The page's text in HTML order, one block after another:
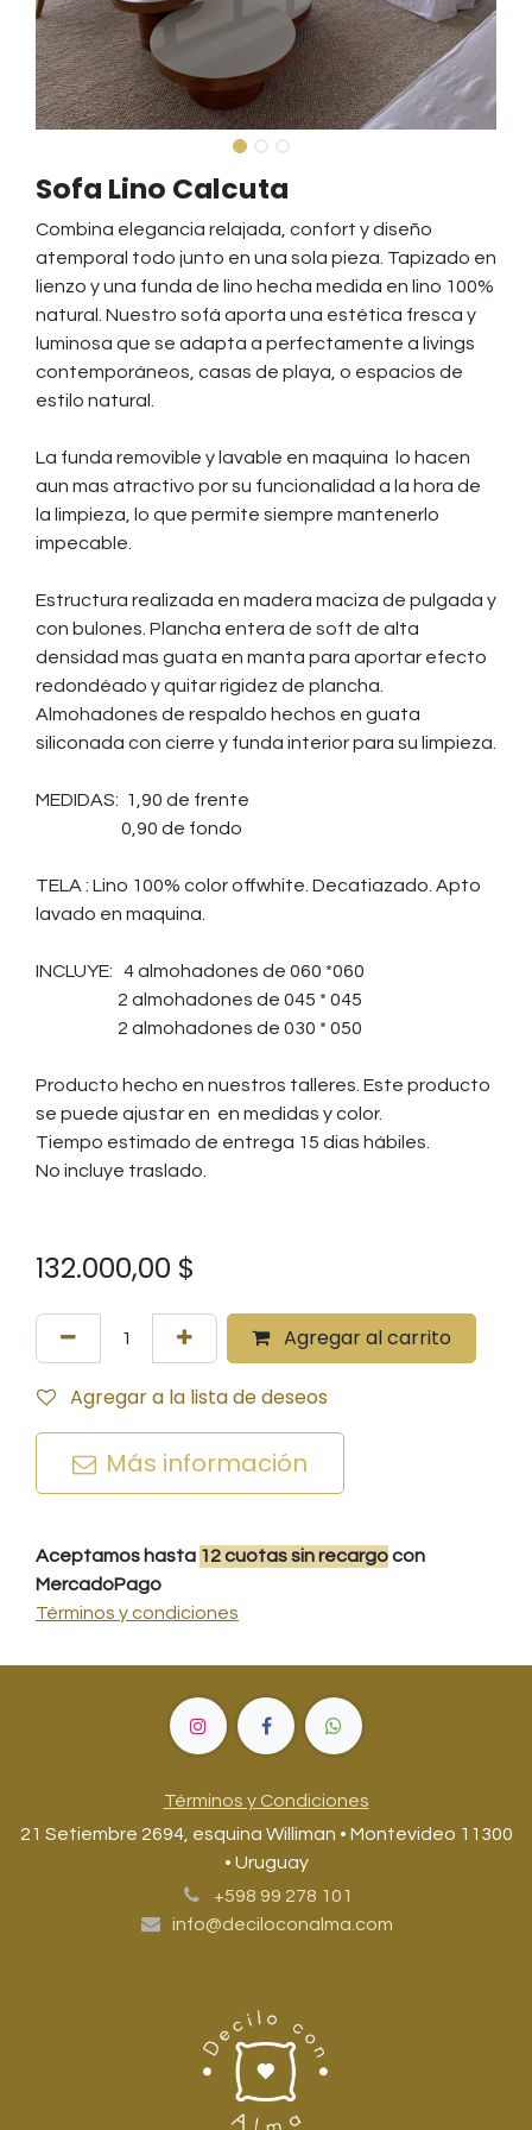
Sofa Lino Calcuta
Combina elegancia relajada, confort y diseño
atemporal todo junto en una sola pieza. Tapizado en
lienzo y una funda de lino hecha medida en lino 100%
natural. Nuestro sofá aporta una estética fresca y
luminosa que se adapta a perfectamente a livings
contemporáneos, casas de playa, o espacios de
estilo natural.
La funda removible y lavable en maquina lo hacen
aun mas atractivo por su funcionalidad a la hora de
la limpieza, lo que permite siempre mantenerlo
impecable.
Estructura realizada en madera maciza de pulgada y
con bulones. Plancha entera de soft de alta
densidad mas guata en manta para aportar efecto
redondéado y quitar rigidez de plancha.
Almohadones de respaldo hechos en guata
siliconada con cierre y funda interior para su limpieza.
MEDIDAS: 1,90 de frente
0,90 de fondo
TELA : Lino 100% color offwhite. Decatiazado. Apto
lavado en maquina.
INCLUYE: 4 almohadones de 060 *060
2 almohadones de 045 * 045
2 almohadones de 030 * 050
Producto hecho en nuestros talleres. Este producto
se puede ajustar en en medidas y color.
Tiempo estimado de entrega 15 dias hábiles.
No incluye traslado.
132.000,00 $
Agregar al carrito
Agregar a la lista de deseos
Más información
Aceptamos hasta 12cuotassin recargocon
MercadoPago
Términos y condiciones
Términos y Condiciones
21 Setiembre 2694, esquina Williman • Montevideo 11300
• Uruguay
+598 99 278 101
info@deciloconalma.com